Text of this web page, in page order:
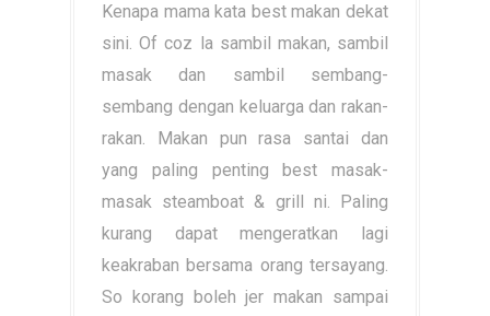
Kenapa mama kata best makan dekat
sini. Of coz la sambil makan, sambil
masak dan sambil sembang-
sembang dengan keluarga dan rakan-
rakan. Makan pun rasa santai dan
yang paling penting best masak-
masak steamboat & grill ni. Paling
kurang dapat mengeratkan lagi
keakraban bersama orang tersayang.
So korang boleh jer makan sampai